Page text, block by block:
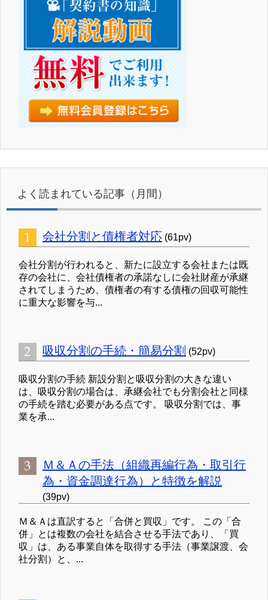
よく読まれている記事（月間）
会社分割と債権者対応 (61pv)
会社分割が行われると、新たに設立する会社または既
存の会社に、会社債権者の承諾なしに会社財産が承継
されてしまうため、債権者の有する債権の回収可能性
に重大な影響を与...
吸収分割の手続・簡易分割 (52pv)
吸収分割の手続 新設分割と吸収分割の大きな違い
は、吸収分割の場合は、承継会社でも分割会社と同様
の手続を踏む必要がある点です。 吸収分割では、事
業を承...
Ｍ＆Ａの手法（組織再編行為・取引行
為・資金調達行為）と特徴を解説
(39pv)
Ｍ＆Ａは直訳すると「合併と買収」です。 この「合
併」とは複数の会社を結合させる手法であり、「買
収」は、ある事業自体を取得する手法（事業譲渡、会
社分割）と、...